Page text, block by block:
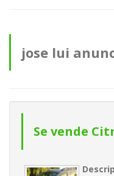
jose lui
Se vende